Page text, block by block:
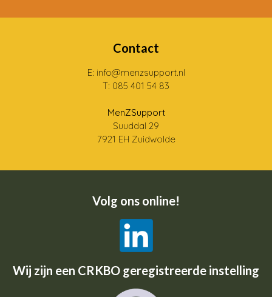
Contact
E: info@menzsupport.nl
T: 085 401 54 83
MenZSupport
Suuddal 29
7921 EH Zuidwolde
Volg ons online!
Wij zijn een CRKBO geregistreerde instelling